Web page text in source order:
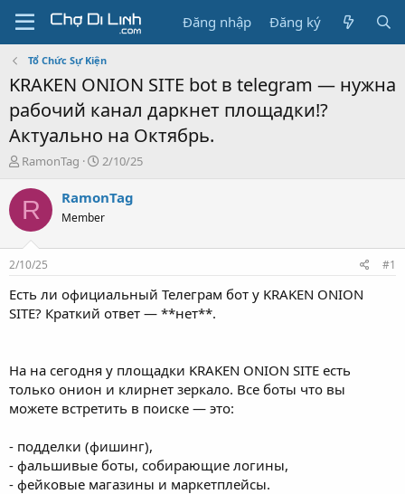
Đăng nhập Đăng ký
Tổ Chức Sự Kiện
KRAKEN ONION SITE bot в telegram — нужна
рабочий канал даркнет площадки!?
Актуально на Октябрь.
T
r
e
a
s
t
a
r
t
RamonTag
N
à
g
2/10/25
R RamonTag
Member
2/10/25 #1
Есть ли официальный Телеграм бот у KRAKEN ONION
SITE? Краткий ответ — **нет**.
На на сегодня у площадки KRAKEN ONION SITE есть
только онион и клирнет зеркало. Все боты что вы
можете встретить в поиске — это:
- подделки (фишинг),
- фальшивые боты, собирающие логины,
- фейковые магазины и маркетплейсы.